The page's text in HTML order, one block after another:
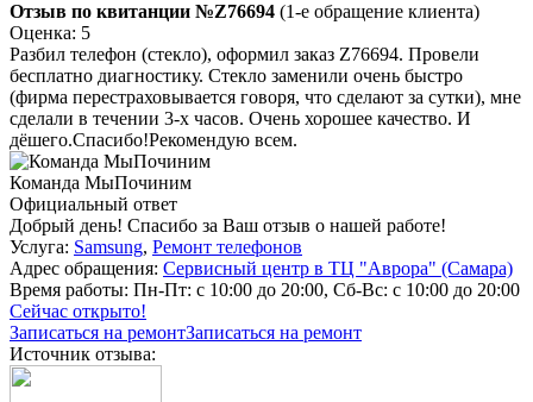
Отзыв по квитанции №Z76694 (1-е обращение клиента)
Оценка: 5
Разбил телефон (стекло), оформил заказ Z76694. Провели
бесплатно диагностику. Стекло заменили очень быстро
(фирма перестраховывается говоря, что сделают за сутки), мне
сделали в течении 3-х часов. Очень хорошее качество. И
дёшего.Спасибо!Рекомендую всем.
Команда МыПочиним
Официальный ответ
Добрый день! Спасибо за Ваш отзыв о нашей работе!
Услуга: Samsung, Ремонт телефонов
Адрес обращения: Сервисный центр в ТЦ "Аврора" (Самара)
Время работы: Пн-Пт: с 10:00 до 20:00, Сб-Вс: с 10:00 до 20:00
Сейчас открыто!
Записаться на ремонтЗаписаться на ремонт
Источник отзыва: